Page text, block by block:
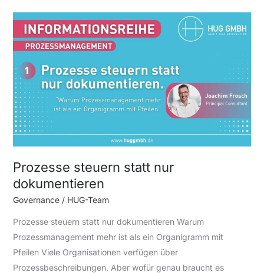
Prozesse steuern statt nur
dokumentieren
Governance/ HUG-Team
Prozesse steuern statt nur dokumentieren Warum
Prozessmanagement mehr ist als ein Organigramm mit
Pfeilen Viele Organisationen verfügen über
Prozessbeschreibungen. Aber wofür genau braucht es
Prozesse
steuern
statt
nur
dokumentieren